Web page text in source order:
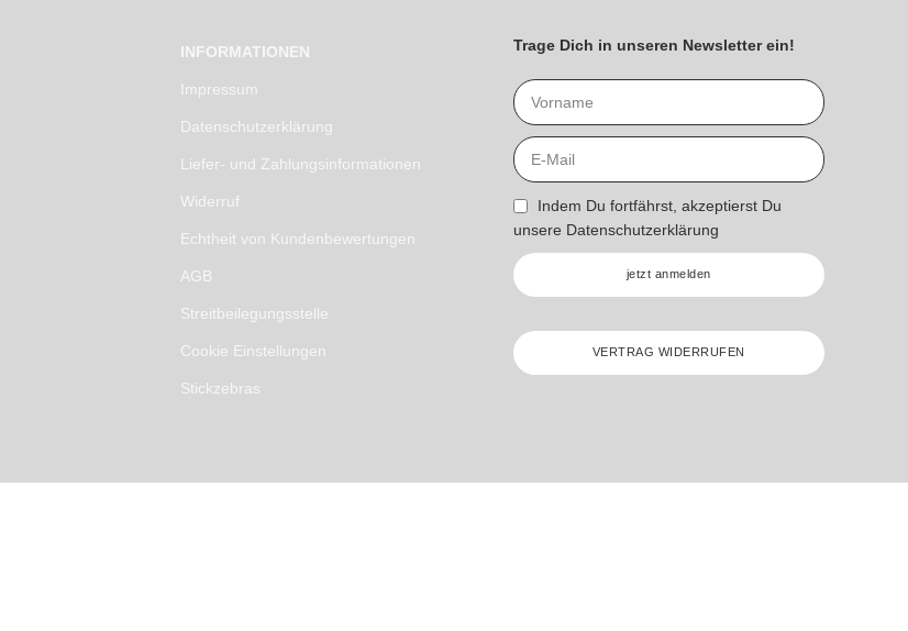
INFORMATIONEN
Impressum
Datenschutzerklärung
Liefer- und Zahlungsinformationen
Widerruf
Echtheit von Kundenbewertungen
AGB
Streitbeilegungsstelle
Cookie Einstellungen
Stickzebras
Trage Dich in unseren Newsletter ein!
Indem Du fortfährst, akzeptierst Du
unsere Datenschutzerklärung
jetzt anmelden
VERTRAG WIDERRUFEN